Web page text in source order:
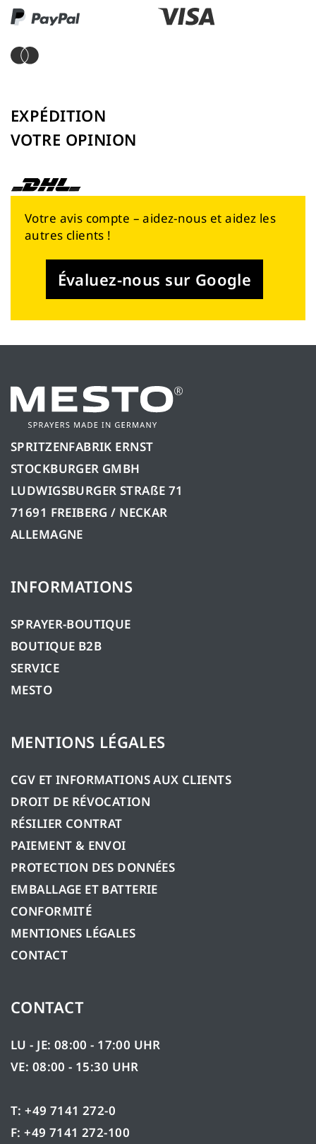
EXPÉDITION
VOTRE OPINION
Votre avis compte – aidez-nous et aidez les
autres clients !
Évaluez-nous sur Google
SPRITZENFABRIK ERNST
STOCKBURGER GMBH
LUDWIGSBURGER STRAßE 71
71691 FREIBERG / NECKAR
ALLEMAGNE
INFORMATIONS
SPRAYER-BOUTIQUE
BOUTIQUE B2B
SERVICE
MESTO
MENTIONS LÉGALES
CGV ET INFORMATIONS AUX CLIENTS
DROIT DE RÉVOCATION
RÉSILIER CONTRAT
PAIEMENT & ENVOI
PROTECTION DES DONNÉES
EMBALLAGE ET BATTERIE
CONFORMITÉ
MENTIONES LÉGALES
CONTACT
CONTACT
LU - JE: 08:00 - 17:00 UHR
VE: 08:00 - 15:30 UHR
T: +49 7141 272-0
F: +49 7141 272-100